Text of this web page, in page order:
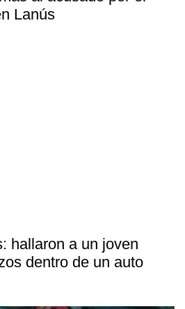
Lanús
hallaron a un joven
dentro de un auto